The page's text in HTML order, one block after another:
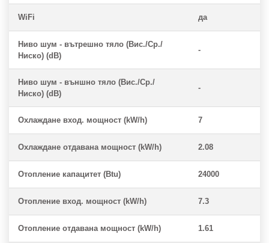
WiFi да
Ниво шум - вътрешно тяло (Вис./Ср./
Ниско) (dB)
-
Ниво шум - външно тяло (Вис./Ср./
Ниско) (dB)
-
Охлаждане вход. мощност (kW/h) 7
Охлаждане отдавана мощност (kW/h) 2.08
Отопление капацитет (Btu) 24000
Отопление вход. мощност (kW/h) 7.3
Отопление отдавана мощност (kW/h) 1.61